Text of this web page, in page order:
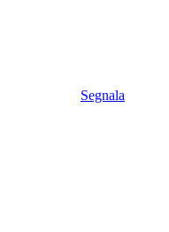
Segnala